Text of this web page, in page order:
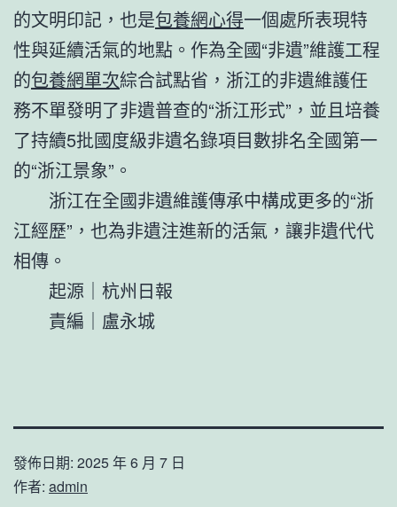
的文明印記，也是包養網心得一個處所表現特
性與延續活氣的地點。作為全國“非遺”維護工程
的包養網單次綜合試點省，浙江的非遺維護任
務不單發明了非遺普查的“浙江形式”，並且培養
了持續5批國度級非遺名錄項目數排名全國第一
的“浙江景象”。
浙江在全國非遺維護傳承中構成更多的“浙
江經歷”，也為非遺注進新的活氣，讓非遺代代
相傳。
起源｜杭州日報
責編｜盧永城
發佈日期: 2025 年 6 月 7 日
作者: admin